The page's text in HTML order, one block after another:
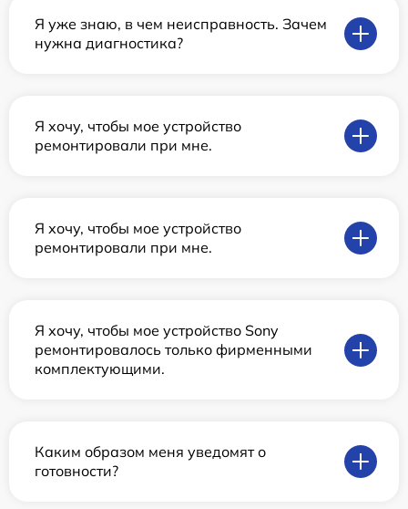
Я уже знаю, в чем неисправность. Зачем
нужна диагностика?
Я хочу, чтобы мое устройство
ремонтировали при мне.
Я хочу, чтобы мое устройство
ремонтировали при мне.
Я хочу, чтобы мое устройство Sony
ремонтировалось только фирменными
комплектующими.
Каким образом меня уведомят о
готовности?